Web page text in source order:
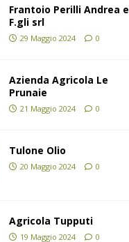
Frantoio Perilli Andrea e
F.gli srl
29 Maggio 2024 0
Azienda Agricola Le
Prunaie
21 Maggio 2024 0
Tulone Olio
20 Maggio 2024 0
Agricola Tupputi
19 Maggio 2024 0